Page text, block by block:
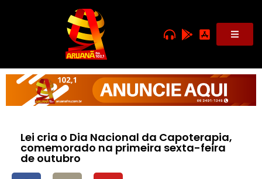
Lei cria o Dia Nacional da Capoterapia,
comemorado na primeira sexta-feira
de outubro